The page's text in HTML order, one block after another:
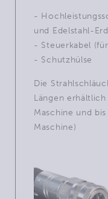
-
und Edelstahl-
- Steuerkabel
- Schutzhülse
Die
Längen
Maschine und
Maschine)